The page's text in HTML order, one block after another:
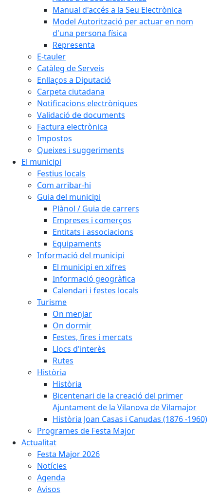
Manual d'accés a la Seu Electrònica
Model Autorització per actuar en nom
d'una persona física
Representa
E-tauler
Catàleg de Serveis
Enllaços a Diputació
Carpeta ciutadana
Notificacions electròniques
Validació de documents
Factura electrònica
Impostos
Queixes i suggeriments
El municipi
Festius locals
Com arribar-hi
Guia del municipi
Plànol / Guia de carrers
Empreses i comerços
Entitats i associacions
Equipaments
Informació del municipi
El municipi en xifres
Informació geogràfica
Calendari i festes locals
Turisme
On menjar
On dormir
Festes, fires i mercats
Llocs d'interès
Rutes
Història
Història
Bicentenari de la creació del primer
Ajuntament de la Vilanova de Vilamajor
Història Joan Casas i Canudas (1876 -1960)
Programes de Festa Major
Actualitat
Festa Major 2026
Notícies
Agenda
Avisos